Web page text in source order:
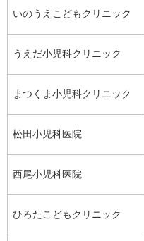
いのうえこどもクリニック
うえだ小児科クリニック
まつくま小児科クリニック
松田小児科医院
西尾小児科医院
ひろたこどもクリニック